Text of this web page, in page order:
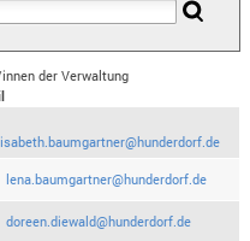
der Verwaltung
lena.baumgartner@hunderdorf.de
doreen.diewald@hunderdorf.de